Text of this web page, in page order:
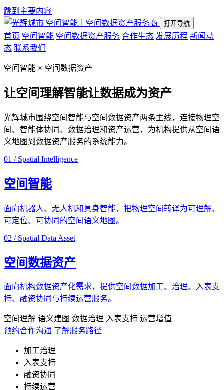
跳到主要内容
空间智能｜空间数据资产服务商
打开导航
首页 空间智能 空间数据资产服务 合作生态 发展历程 新闻动
态 联系我们
空间智能 × 空间数据资产
让空间理解智能让数据成为资产
光辉城市围绕空间智能与空间数据资产两条主线，连接物理空
间、智能体协同、数据治理和资产运营，为机构提供从空间语
义地图到数据资产服务的系统能力。
01 / Spatial Intelligence
空间智能
面向机器人、无人机和具身智能，把物理空间转译为可理解、
可定位、可协同的空间语义地图。
02 / Spatial Data Asset
空间数据资产
面向机构数据资产化需求，提供空间数据加工、治理、入表支
持、融资协同与持续运营服务。
空间理解 语义建图 数据治理 入表支持 运营增值
预约合作沟通 了解服务路径
加工治理
入表支持
融资协同
持续运营